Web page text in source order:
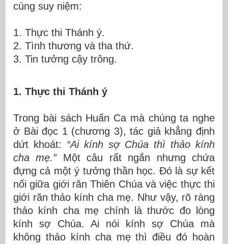
cùng suy niệm:
1. Thực thi Thánh ý.
2. Tình thương và tha thứ.
3. Tin tưởng cậy trông.
1. Thực thi Thánh ý
Trong bài sách Huấn Ca mà chúng ta nghe
ở Bài đọc 1 (chương 3), tác giả khẳng định
dứt khoát: “Ai kính sợ Chúa thì thảo kính
cha mẹ.”Một câu rất ngắn nhưng chứa
đựng cả một ý tưởng thần học. Đó là sự kết
nối giữa giới răn Thiên Chúa và việc thực thi
giới răn thảo kính cha mẹ. Như vậy, rõ ràng
thảo kính cha mẹ chính là thước đo lòng
kính sợ Chúa. Ai nói kính sợ Chúa mà
không thảo kính cha mẹ thì điều đó hoàn